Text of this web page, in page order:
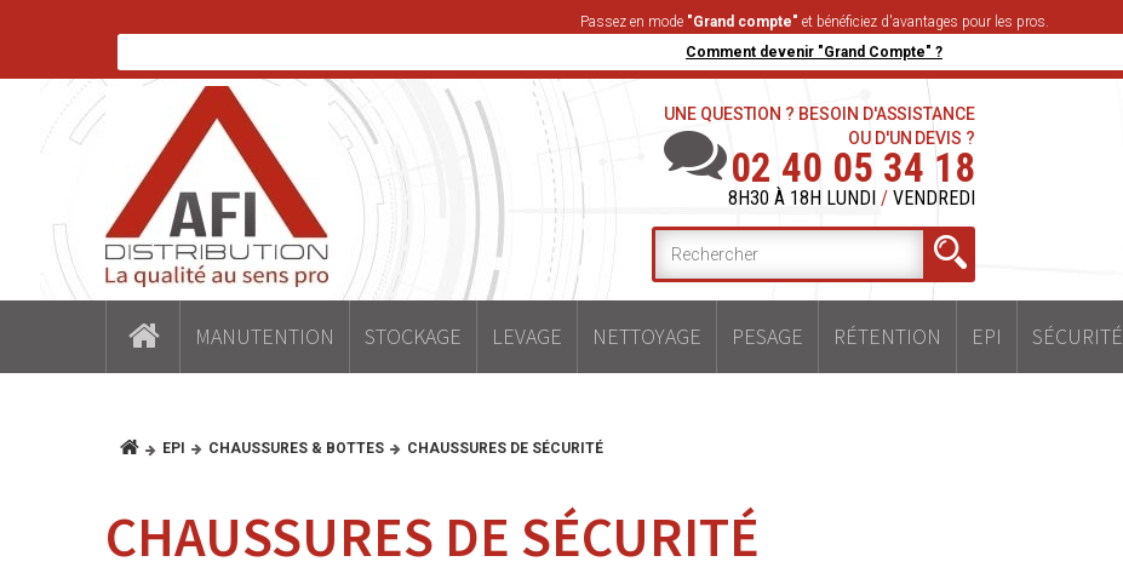
Passez en mode "Grand compte" et bénéficiez d'avantages pour les pros.
Comment devenir "Grand Compte" ?
UNE QUESTION ? BESOIN D'ASSISTANCE
OU D'UN DEVIS ?
02 40 05 34 18
8H30 À 18H LUNDI / VENDREDI
MANUTENTION STOCKAGE LEVAGE NETTOYAGE PESAGE RÉTENTION EPI SÉCURITÉ
EPI CHAUSSURES & BOTTES CHAUSSURES DE SÉCURITÉ
CHAUSSURES DE SÉCURITÉ